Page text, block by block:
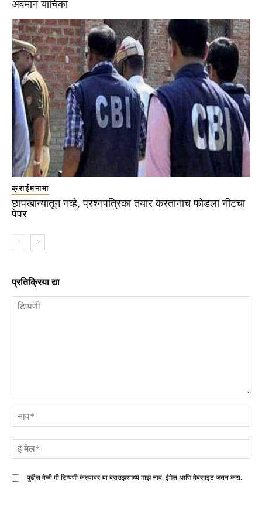
अवमान याचिका
क्राईमनामा
छापखान्यातून नव्हे, प्रश्नपत्रिका तयार करतानाच फोडला नीटचा
पेपर
प्रतिक्रिया द्या
पुढील वेळी मी टिप्पणी केल्यावर या ब्राउझरमध्ये माझे नाव, ईमेल आणि वेबसाइट जतन करा.